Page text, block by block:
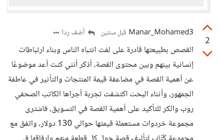
2
Manar_Mohamed3 قبل سنتين أضف ردا
القصص بطبيعتها قادرة على لفت انتباه الناس وبناء ارتباطات
إنسانية بينهم وبين محتوى القصة، أذكر أنني كنت أعد موضوعًا
عن أهمية القصة في مضاعفة قيمة المنتجات والتأثير في عاطفة
الجمهور، وأثناء البحث اكتشفت تجربة أجراها الكاتب الصحفي
روب والكر للتأكيد على أهمية القصة في التسويق، فاشترى
مجموعة خردوات مستعملة قيمتها حوالي 130 دولار، واتفق مع